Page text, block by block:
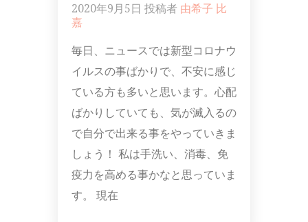
2020年9月5日 投稿者 由希子 比
嘉
毎日、ニュースでは新型コロナウ
イルスの事ばかりで、不安に感じ
ている方も多いと思います。心配
ばかりしていても、気が滅入るの
で自分で出来る事をやっていきま
しょう！ 私は手洗い、消毒、免
疫力を高める事かなと思っていま
す。 現在